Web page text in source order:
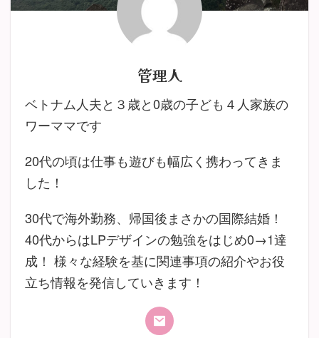
管理人
ベトナム人夫と３歳と0歳の子ども４人家族の
ワーママです
20代の頃は仕事も遊びも幅広く携わってきま
した！
30代で海外勤務、帰国後まさかの国際結婚！
40代からはLPデザインの勉強をはじめ0→1達
成！ 様々な経験を基に関連事項の紹介やお役
立ち情報を発信していきます！